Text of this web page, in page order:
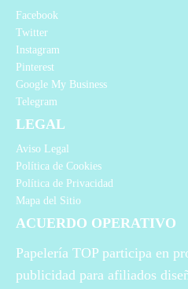
Facebook
Twitter
Instagram
Pinterest
Google My Business
Telegram
LEGAL
Aviso Legal
Política de Cookies
Política de Privacidad
Mapa del Sitio
ACUERDO OPERATIVO
Papelería TOP participa en
publicidad para afiliados